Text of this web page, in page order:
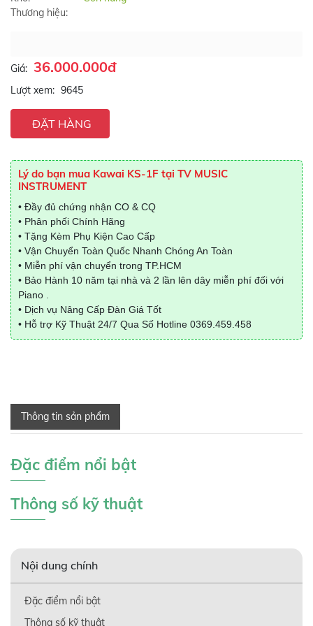
Thương hiệu:
Giá: 36.000.000đ
Lượt xem: 9645
ĐẶT HÀNG
Lý do bạn mua Kawai KS-1F tại TV MUSIC
INSTRUMENT
• Đầy đủ chứng nhận CO & CQ
• Phân phối Chính Hãng
• Tặng Kèm Phụ Kiện Cao Cấp
• Vận Chuyển Toàn Quốc Nhanh Chóng An Toàn
• Miễn phí vận chuyển trong TP.HCM
• Bảo Hành 10 năm tại nhà và 2 lần lên dây miễn phí đối với
Piano .
• Dịch vụ Nâng Cấp Đàn Giá Tốt
• Hỗ trợ Kỹ Thuật 24/7 Qua Số Hotline 0369.459.458
Thông tin sản phẩm
Đặc điểm nổi bật
Thông số kỹ thuật
Nội dung chính
Đặc điểm nổi bật
Thông số kỹ thuật